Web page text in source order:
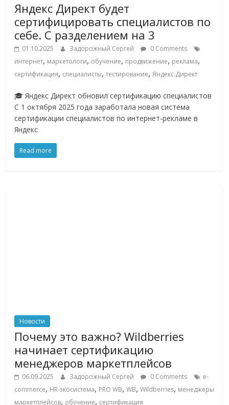
Яндекс Директ будет
сертифицировать специалистов по
себе. С разделением на 3
01.10.2025 Задорожный Сергей
0 Comments
интернет, маркетологи, обучение, продвижение, реклама,
сертификация, специалисты,тестирование,Яндекс.Директ
🎓 Яндекс Директ обновил сертификацию специалистов
С 1 октября 2025 года заработала новая система
сертификации специалистов по интернет-рекламе в
Яндекс
Read more
Новости
Почему это важно? Wildberries
начинает сертификацию
менеджеров маркетплейсов
06.09.2025 Задорожный Сергей 0 Comments
e-
commerce, HR-экосистема, PRO WB,WB,Wildberries, менеджеры
маркетплейсов, обучение, сертификация